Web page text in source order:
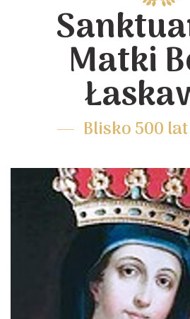
Matki
Blisko 500